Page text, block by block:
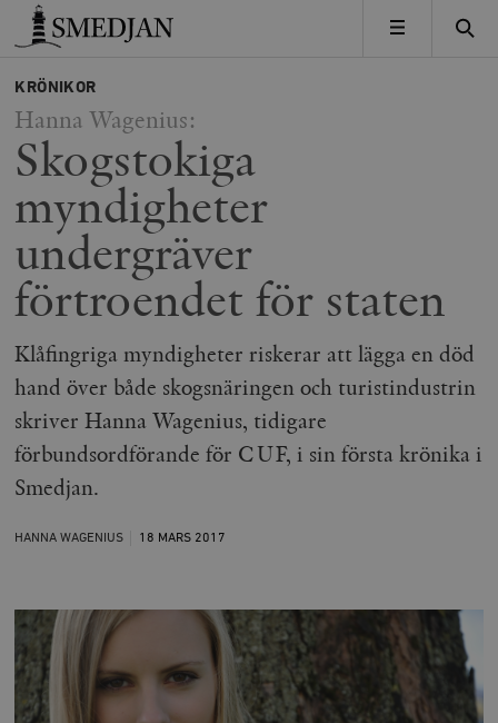
Timbro
MENY
KRÖNIKOR
Hanna Wagenius:
Skogstokiga
myndigheter
undergräver
förtroendet för staten
Klåfingriga myndigheter riskerar att lägga en död
hand över både skogsnäringen och turistindustrin
skriver Hanna Wagenius, tidigare
förbundsordförande för CUF, i sin första krönika i
Smedjan.
HANNA WAGENIUS 18 MARS 2017